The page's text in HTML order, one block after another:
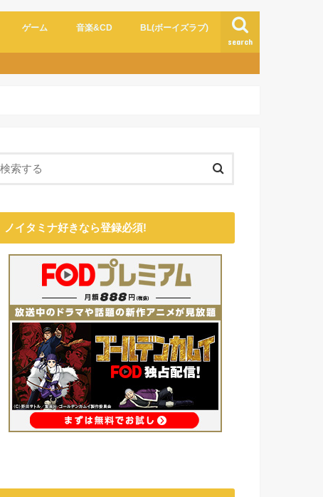
search
ゲーム 音楽&CD BL(ボーイズラブ)
ノイタミナ好きなら登録必須!